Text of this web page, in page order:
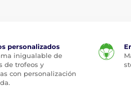
personalizados
inigualable de
de trofeos y
con personalización